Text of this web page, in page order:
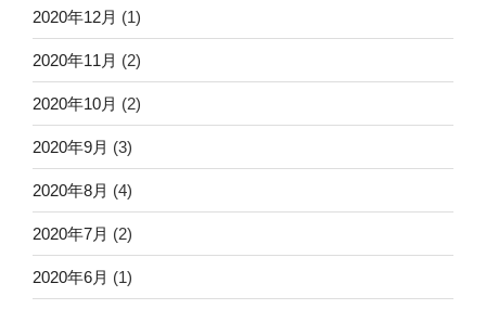
2020年12月 (1)
2020年11月 (2)
2020年10月 (2)
2020年9月 (3)
2020年8月 (4)
2020年7月 (2)
2020年6月 (1)